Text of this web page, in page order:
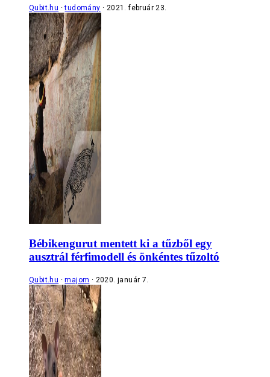
Qubit.hu tudomány 2021. február 23.
Bébikengurut mentett ki a tűzből egy
ausztrál férfimodell és önkéntes tűzoltó
Qubit.hu majom 2020. január 7.